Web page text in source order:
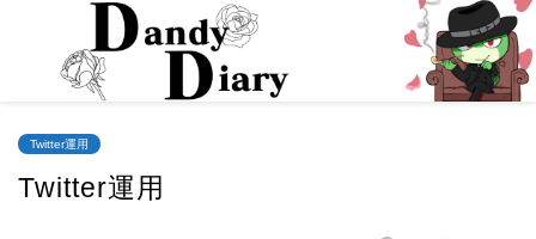
Twitter運用
Twitter運用